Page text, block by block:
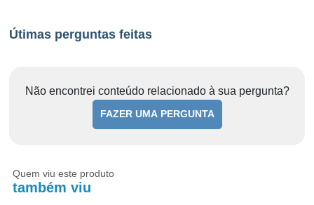
Útimas perguntas feitas
Não encontrei conteúdo relacionado à sua pergunta?
FAZER UMA PERGUNTA
Quem viu este produto
também viu